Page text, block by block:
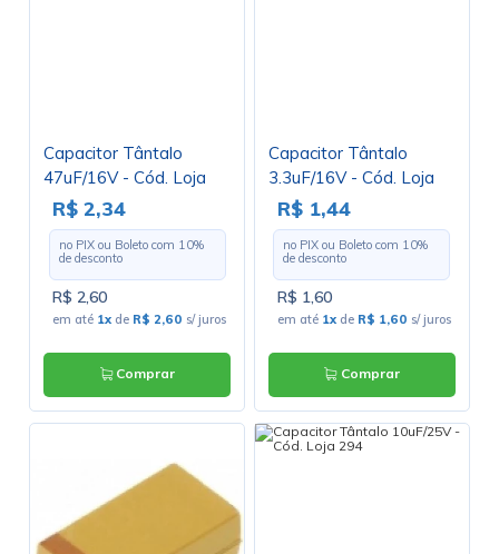
Capacitor Tântalo
47uF/16V - Cód. Loja
315
R$ 2,34
no PIX ou Boleto com 10%
de desconto
R$ 2,60
em até 1x de R$ 2,60 s/ juros
Comprar
Capacitor Tântalo
3.3uF/16V - Cód. Loja
276
R$ 1,44
no PIX ou Boleto com 10%
de desconto
R$ 1,60
em até 1x de R$ 1,60 s/ juros
Comprar